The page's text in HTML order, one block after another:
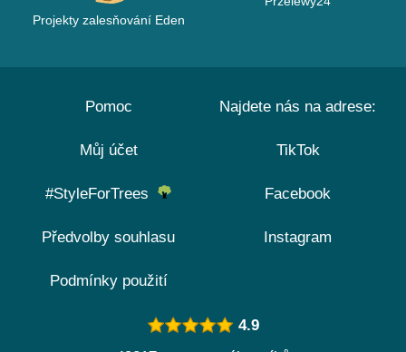
Projekty zalesňování Eden
Pomoc
Můj účet
#StyleForTrees
Předvolby souhlasu
Podmínky použití
Najdete nás na adrese:
TikTok
Facebook
Instagram
4.9